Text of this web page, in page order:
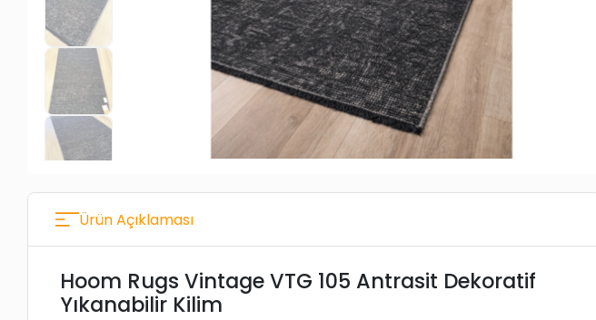
Ürün Açıklaması
Hoom Rugs Vintage VTG 105 Antrasit Dekoratif
Yıkanabilir Kilim